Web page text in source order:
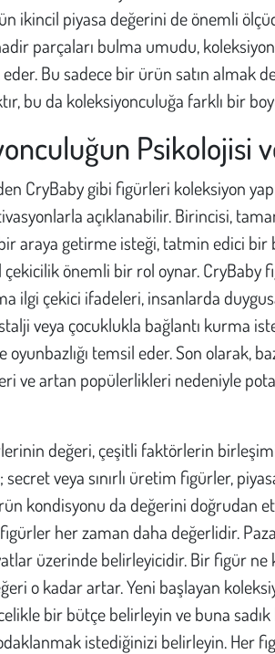
ikincil piyasa değerini de önemli
parçaları bulma umudu,
Bu sadece bir ürün satın almak
bu da koleksiyonculuğa farklı bir
Psikolojisi
CryBaby gibi figürleri koleksiyon
açıklanabilir. Birincisi,
araya getirme isteği, tatmin edici bir
çekicilik önemli bir rol oynar. CryBaby
ilgi çekici ifadeleri, insanlarda
veya çocuklukla bağlantı kurma
oyunbazlığı temsil eder. Son olarak,
ve artan popülerlikleri nedeniyle
değeri, çeşitli faktörlerin
veya sınırlı üretim figürler,
kondisyonu da değerini doğrudan
her zaman daha değerlidir.
üzerinde belirleyicidir. Bir figür
o kadar artar. Yeni başlayan
bir bütçe belirleyin ve buna
istediğinizi belirleyin. Her